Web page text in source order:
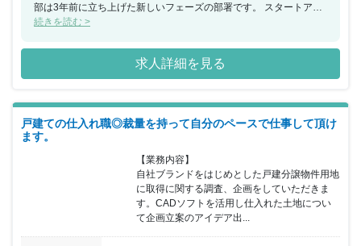
部は3年前に立ち上げた新しいフェーズの部署です。 スタートアッ
プならではの勢いのある社風の中で一緒に事業を大きくしていくフ
績など、営業成果を上げるための基盤が整っており、 出した成果に
対してのインセンティブも充実しているので、 成果報酬型の環境で
ご自身の力を試したい方にも非常におすすめできる求人です。
続きを読む >
求人詳細を見る
戸建ての仕入れ職◎裁量を持って自分のペースで仕事して頂け
ます。
【業務内容】
自社ブランドをはじめとした戸建分譲物件用地
に取得に関する調査、企画をしていただきま
す。CADソフトを活用し仕入れた土地につい
て企画立案のアイデア出...